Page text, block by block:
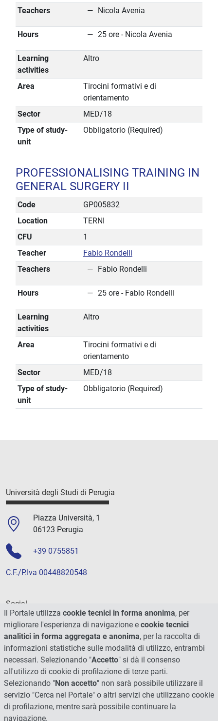
Teachers
Nicola Avenia
Hours 25 ore - Nicola Avenia
Learning
activities
Altro
Area
Tirocini formativi e di
orientamento
Sector
MED/18
Type of study-
unit
Obbligatorio (Required)
PROFESSIONALISING TRAINING IN
GENERAL SURGERY II
Code
GP005832
Location
TERNI
CFU
1
Teacher
Fabio Rondelli
Teachers
Fabio Rondelli
Hours 25 ore - Fabio Rondelli
Learning
activities
Altro
Area
Tirocini formativi e di
orientamento
Sector
MED/18
Type of study-
unit
Obbligatorio (Required)
Università degli Studi di Perugia
Piazza Università, 1
06123 Perugia
+39 0755851
C.F./P.Iva 00448820548
Social
Il Portale utilizza cookie tecnici in forma anonima, per
migliorare l'esperienza di navigazione e cookie tecnici
analitici in forma aggregata e anonima, per la raccolta di
informazioni statistiche sulle modalità di utilizzo, entrambi
necessari. Selezionando "Accetto" si dà il consenso
all'utilizzo di cookie di profilazione di terze parti.
Selezionando "Non accetto" non sarà possibile utilizzare il
servizio "Cerca nel Portale" o altri servizi che utilizzano cookie
di profilazione, mentre sarà possibile continuare la
navigazione.